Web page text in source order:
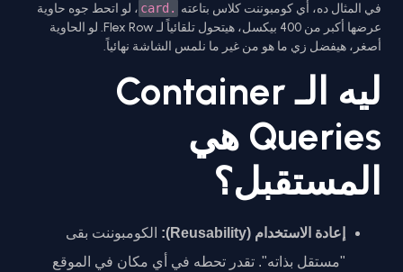
في المثال ده، أي كومبوننت كلاس بتاعته .card
، لو اتحط جوه حاوية
عرضها أكبر من 400 بيكسل، هيتحول تلقائياً لـ Flex Row. لو الحاوية
أصغر، هيفضل زي ما هو من غير ما نلمس الشاشة نهائياً.
ليه الـ Container
Queries هي
المستقبل؟
إعادة الاستخدام (Reusability):
الكومبوننت بقى
"مستقل بذاته". تقدر تحطه في أي مكان في الموقع